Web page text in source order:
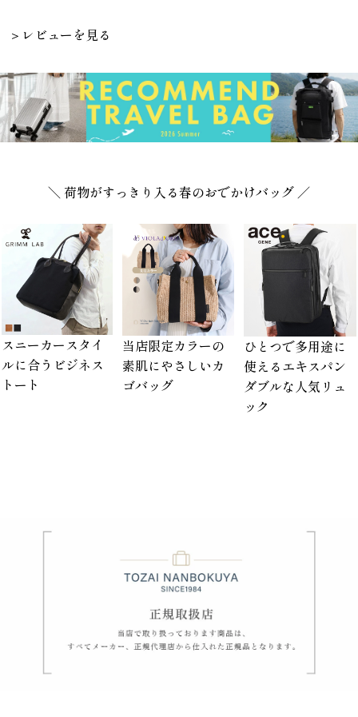
＞レビューを見る
＼ 荷物がすっきり入る春のおでかけバッグ ／
スニーカースタイ
ルに合うビジネス
トート
当店限定カラーの
素肌にやさしいカ
ゴバッグ
ひとつで多用途に
使えるエキスパン
ダブルな人気リュ
ック